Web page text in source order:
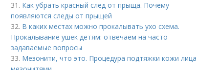
31. Как убрать красный след от прыща. Почему
появляются следы от прыщей
32. В каких местах можно прокалывать ухо схема.
Прокалывание ушек детям: отвечаем на часто
задаваемые вопросы
33. Мезонити, что это. Процедура подтяжки кожи лица